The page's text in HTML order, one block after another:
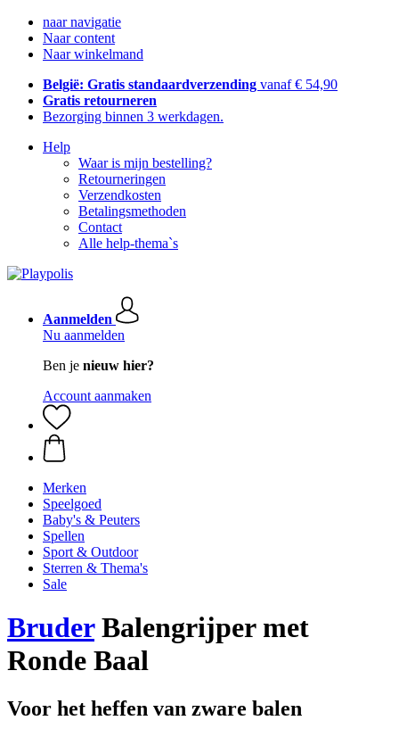
naar navigatie
Naar content
Naar winkelmand
België: Gratis standaardverzending vanaf € 54,90
Gratis retourneren
Bezorging binnen 3 werkdagen.
Help
Waar is mijn bestelling?
Retourneringen
Verzendkosten
Betalingsmethoden
Contact
Alle help-thema`s
Aanmelden
Nu aanmelden
Ben je nieuw hier?
Account aanmaken
Merken
Speelgoed
Baby's & Peuters
Spellen
Sport & Outdoor
Sterren & Thema's
Sale
BruderBalengrijper met
Ronde Baal
Voor het heffen van zware balen